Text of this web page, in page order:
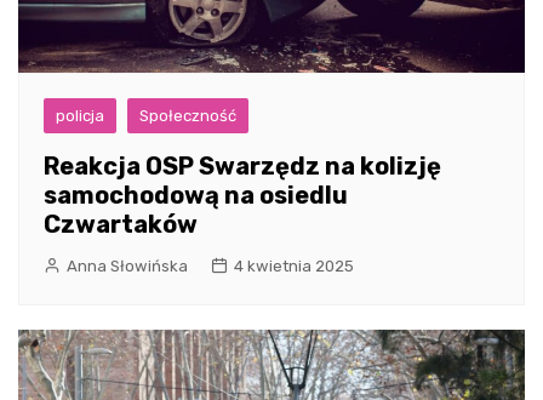
policja Społeczność
Reakcja OSP Swarzędz na kolizję
samochodową na osiedlu
Czwartaków
Anna Słowińska 4 kwietnia 2025